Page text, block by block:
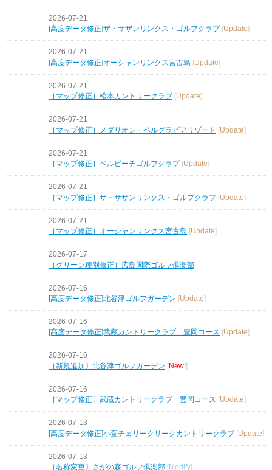
2026-07-21
[高度データ修正]ザ・サザンリンクス・ゴルフクラブ
Update
2026-07-21
[高度データ修正]オーシャンリンクス宮古島 [Update]
2026-07-21
［マップ修正］松本カントリークラブ
Update
2026-07-21
［マップ修正］メダリオン・ベルグラビアリゾート
[Update]
2026-07-21
［マップ修正］ベルビーチゴルフクラブ [Update]
2026-07-21
［マップ修正］ザ・サザンリンクス・ゴルフクラブ [Update]
2026-07-21
［マップ修正］オーシャンリンクス宮古島 [Update]
2026-07-17
［グリーン種別修正］広島国際ゴルフ倶楽部
2026-07-16
[高度データ修正]北谷津ゴルフガーデン [Update]
2026-07-16
[高度データ修正]武蔵カントリークラブ 豊岡コース
Update
2026-07-16
［新規追加〕北谷津ゴルフガーデン [New!]
2026-07-16
［マップ修正〕武蔵カントリークラブ 豊岡コース
Update
2026-07-13
[高度データ修正]小萱チェリークリークカントリークラブ [Update]
2026-07-13
［名称変更〕さがの森ゴルフ倶楽部
Modify